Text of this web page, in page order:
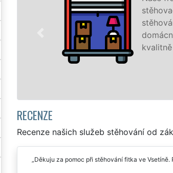
stěhovací servis
stěhování NON-
domácnosti, tak
kvalitně
RECENZE
Recenze našich služeb stěhování od
Děkuju za pomoc při stěhování fitka ve Vsetíně.